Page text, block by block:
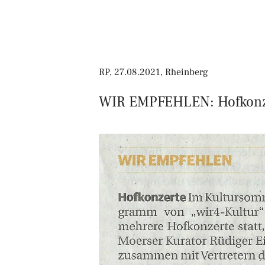
RP, 27.08.2021, Rheinberg
WIR EMPFEHLEN: